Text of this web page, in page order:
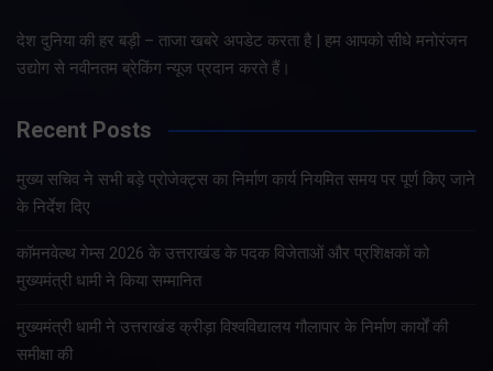
देश दुनिया की हर बड़ी – ताजा खबरे अपडेट करता है | हम आपको सीधे मनोरंजन
उद्योग से नवीनतम ब्रेकिंग न्यूज प्रदान करते हैं।
Recent Posts
मुख्य सचिव ने सभी बड़े प्रोजेक्ट्स का निर्माण कार्य नियमित समय पर पूर्ण किए जाने
के निर्देश दिए
कॉमनवेल्थ गेम्स 2026 के उत्तराखंड के पदक विजेताओं और प्रशिक्षकों को
मुख्यमंत्री धामी ने किया सम्मानित
मुख्यमंत्री धामी ने उत्तराखंड क्रीड़ा विश्वविद्यालय गौलापार के निर्माण कार्यों की
समीक्षा की